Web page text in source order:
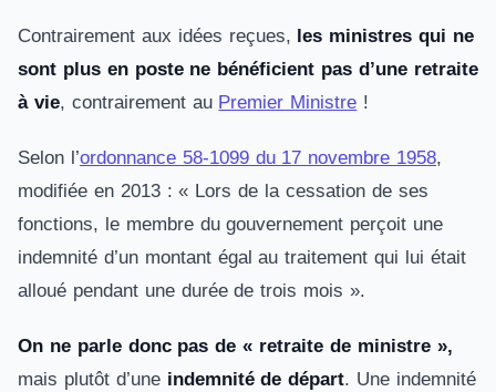
Contrairement aux idées reçues, les ministres qui ne
sont plus en poste ne bénéficient pas d’une retraite
à vie, contrairement au Premier Ministre !
Selon l’ordonnance 58-1099 du 17 novembre 1958,
modifiée en 2013 : « Lors de la cessation de ses
fonctions, le membre du gouvernement perçoit une
indemnité d’un montant égal au traitement qui lui était
alloué pendant une durée de trois mois ».
On ne parle donc pas de « retraite de ministre »,
mais plutôt d’une indemnité de départ. Une indemnité